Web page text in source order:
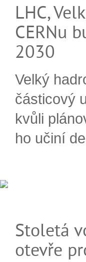
LHC,
CERNu
2030
Velký
částicový
kvůli
ho učiní
Stoletá
otevře